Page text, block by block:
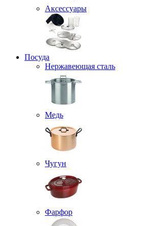
Аксессуары
Посуда
Нержавеющая сталь
Медь
Чугун
Фарфор